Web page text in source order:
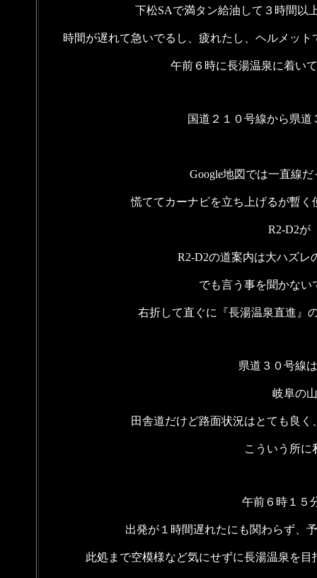
下松SAで満タン給油して３時間以
時間が遅れて急いでるし、疲れたし、ヘルメッ
午前６時に長湯温泉に着い
国道２１０号線から県
Google地図では一直線
慌ててカーナビを立ち上げるが暫
R2-D2が
R2-D2の道案内は大ハズレ
でも言う事を聞かな
右折して直ぐに『長湯温泉直進
県道３０号線
岐阜の
田舎道だけど路面状況はとても良
こういう所に
午前６時１５
出発が１時間遅れたにも関わらず、
此処まで空模様など気にせずに長湯温泉を